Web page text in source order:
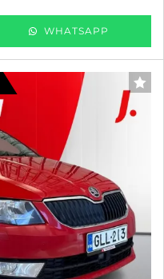
WHATSAPP